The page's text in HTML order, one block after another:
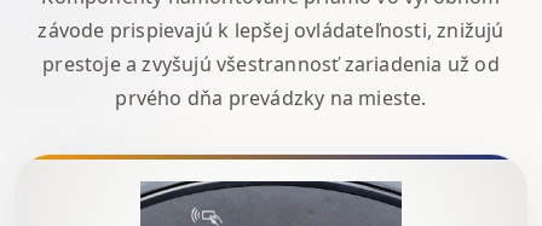
závode prispievajú k lepšej ovládateľnosti, znižujú
prestoje a zvyšujú všestrannosť zariadenia už od
prvého dňa prevádzky na mieste.